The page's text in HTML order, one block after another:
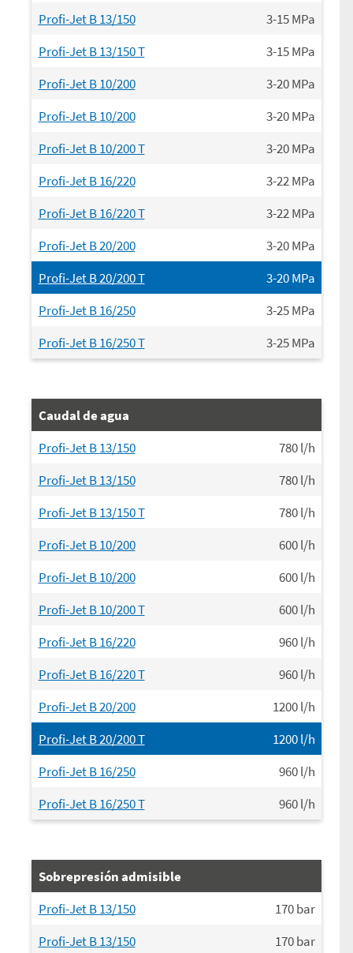
Profi-Jet B 13/150 3-15MPa
Profi-Jet B 13/150 T
3-15MPa
Profi-Jet B 10/200
3-20MPa
Profi-Jet B 10/200
3-20MPa
Profi-Jet B 10/200 T
3-20MPa
Profi-Jet B 16/220
3-22MPa
Profi-Jet B 16/220 T
3-22MPa
Profi-Jet B 20/200
3-20MPa
Profi-Jet B 20/200 T
3-20MPa
Profi-Jet B 16/250
3-25MPa
Profi-Jet B 16/250 T
3-25MPa
Caudal de agua
Profi-Jet B 13/150
780l/h
Profi-Jet B 13/150
780l/h
Profi-Jet B 13/150 T
780l/h
Profi-Jet B 10/200
600l/h
Profi-Jet B 10/200
600l/h
Profi-Jet B 10/200 T
600l/h
Profi-Jet B 16/220
960l/h
Profi-Jet B 16/220 T
960l/h
Profi-Jet B 20/200
1200l/h
Profi-Jet B 20/200 T
1200l/h
Profi-Jet B 16/250
960l/h
Profi-Jet B 16/250 T
960l/h
Sobrepresión admisible
Profi-Jet B 13/150
170bar
Profi-Jet B 13/150
170bar